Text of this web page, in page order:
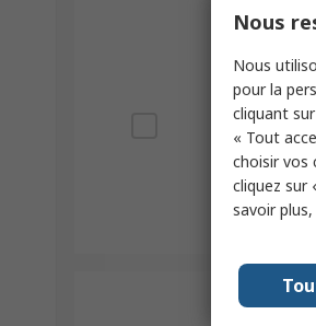
Nous
Nous
pour la
cliquant sur
« Tout
choisir vos
cliquez sur
savoir